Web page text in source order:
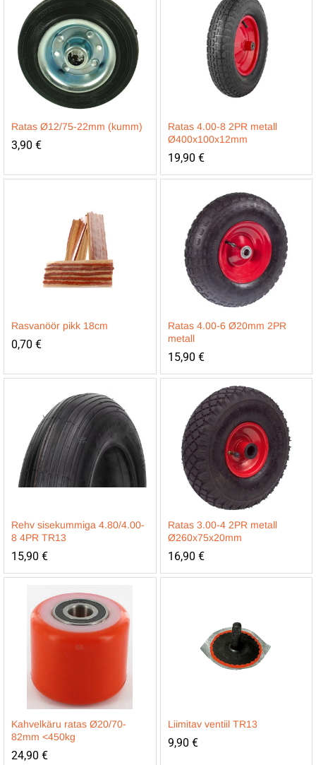
Ratas Ø12/75-22mm (kumm)
3,90 €
Ratas 4.00-8 2PR metall
Ø400x100x12mm
19,90 €
Rasvanöör pikk 18cm
0,70 €
Ratas 4.00-6 Ø20mm 2PR
metall
15,90 €
Rehv sisekummiga 4.80/4.00-
8 4PR TR13
15,90 €
Ratas 3.00-4 2PR metall
Ø260x75x20mm
16,90 €
Kahvelkäru ratas Ø20/70-
82mm <450kg
24,90 €
Liimitav ventiil TR13
9,90 €